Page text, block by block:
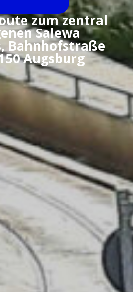
zum zentral
Salewa
Bahnhofstraße
Augsburg